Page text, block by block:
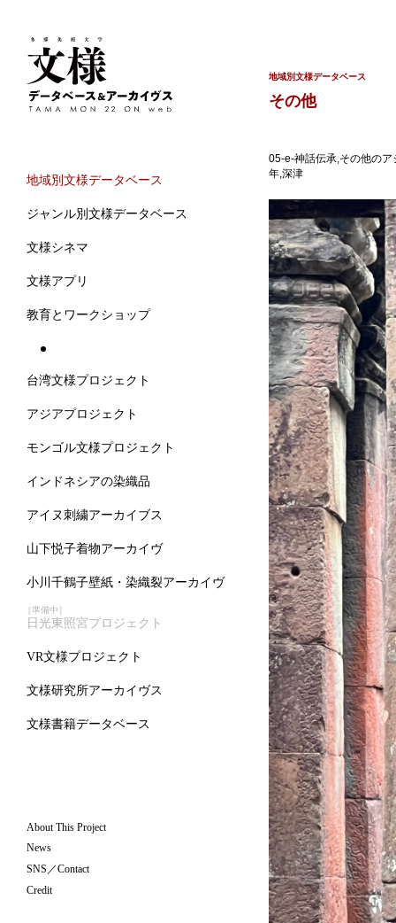
地域別文様データベース
ジャンル別文様データベース
文様シネマ
文様アプリ
教育とワークショップ
台湾文様プロジェクト
アジアプロジェクト
モンゴル文様プロジェクト
インドネシアの染織品
アイヌ刺繍アーカイブス
山下悦子着物アーカイヴ
小川千鶴子壁紙・染織裂アーカイヴ
［準備中］
日光東照宮プロジェクト
VR文様プロジェクト
文様研究所アーカイヴス
文様書籍データベース
About This Project
News
SNS／Contact
Credit
地域別文様データベース
その他
05-e-神話伝承,その他の
年,深津